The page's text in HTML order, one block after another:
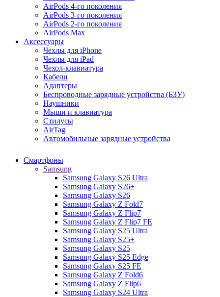
AirPods 4-го поколения
AirPods 3-го поколения
AirPods 2-го поколения
AirPods Max
Аксессуары
Чехлы для iPhone
Чехлы для iPad
Чехол-клавиатура
Кабели
Адаптеры
Беспроводные зарядные устройства (БЗУ)
Наушники
Мыши и клавиатура
Стилусы
AirTag
Автомобильные зарядные устройства
Смартфоны
Samsung
Samsung Galaxy S26 Ultra
Samsung Galaxy S26+
Samsung Galaxy S26
Samsung Galaxy Z Fold7
Samsung Galaxy Z Flip7
Samsung Galaxy Z Flip7 FE
Samsung Galaxy S25 Ultra
Samsung Galaxy S25+
Samsung Galaxy S25
Samsung Galaxy S25 Edge
Samsung Galaxy S25 FE
Samsung Galaxy Z Fold6
Samsung Galaxy Z Flip6
Samsung Galaxy S24 Ultra